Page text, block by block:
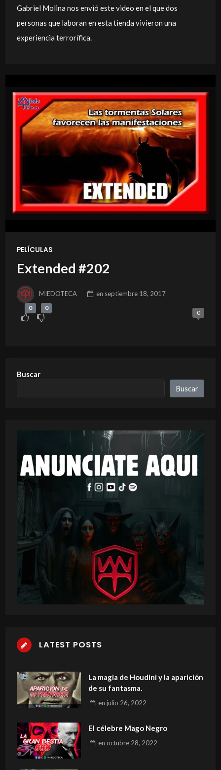
Gabriel Molina nos envió este video en el que dos
personas que laboran en esta tienda vivieron una
experiencia terrorífica.
PELÍCULAS
Extended #202
MIEDOTECA en septiembre 18, 2017
0 0
0
Buscar
Buscar
LATEST POSTS
La magia de Houdini y la aparición
de su fantasma.
en julio 26, 2022
El célebre Mago Negro
en octubre 28, 2022